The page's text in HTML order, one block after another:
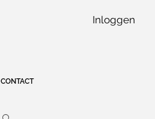
Inloggen
CONTACT